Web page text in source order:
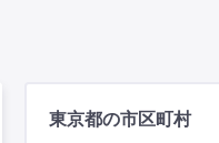
東京都の市区町村